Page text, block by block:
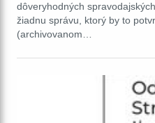
dôveryhodných
žiadnu správu, ktorý by to
(archivovanom…